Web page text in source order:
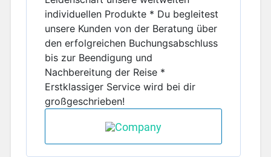
individuellen Produkte * Du begleitest
unsere Kunden von der Beratung über
den erfolgreichen Buchungsabschluss
bis zur Beendigung und
Nachbereitung der Reise *
Erstklassiger Service wird bei dir
großgeschrieben!